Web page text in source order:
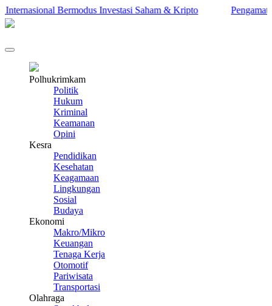
Bermodus Investasi Saham & Kripto Pengamat
Polhukrimkam
Politik
Hukum
Kriminal
Keamanan
Opini
Kesra
Pendidikan
Kesehatan
Keagamaan
Lingkungan
Sosial
Budaya
Ekonomi
Makro/Mikro
Keuangan
Tenaga Kerja
Otomotif
Pariwisata
Transportasi
Olahraga